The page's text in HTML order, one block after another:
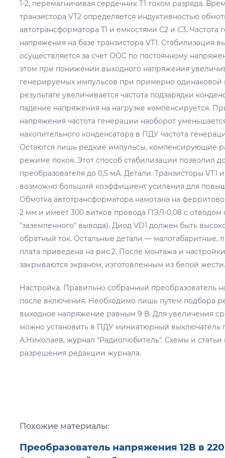
1-2, перемагничивая сердечник T1 током разряда.
транзистора VT2 определяется индуктивностью
автотрансформатора Т1 и емкостями С2 и С3. Частота
напряжения на базе транзистора VT1. Стабилизация
осуществляется за счет ООС по постоянному
этом при понижении выходного напряжения
генерируемых импульсов при примерно одинаковой
результате увеличивается частота подзарядки
падение напряжения на нагрузке компенсируется.
напряжения частота генерации наоборот
накопительного конденсатора в ПДУ частота
Остаются лишь редкие импульсы, компенсирующие
режиме покоя. Этот способ стабилизации позволил
преобразователя до 0,5 мА. Детали. Транзисторы VT1
возможно больший коэффициент усиления для
Обмотка автотрансформатора намотана на
2 мм и имеет 300 витков провода ПЭЛ-0,08 с отводом
"заземленного" вывода). Диод VD1 должен быть
обратный ток. Остальные детали — малогабаритные,
плата приведена на рис.2. После монтажа и
закрываются экраном, изготовленным из белой жести.
Настройка. Правильно собранный преобразователь
после включения. Необходимо лишь путем подбора
выходное напряжение равным 9 В. Для увеличения
можно установить в ПДУ миниатюрный выключатель
А.Николаев, журнал "Радиолюбитель". Схемы и статьи
разрешения редакции журнала.
Похожие материалы:
Преобразователь напряжения 12В в